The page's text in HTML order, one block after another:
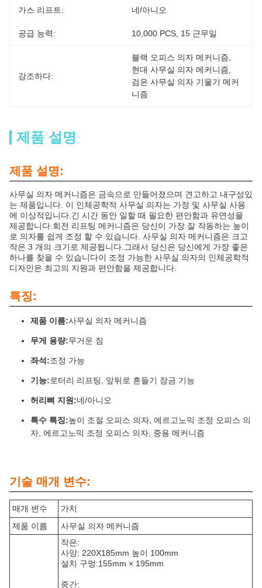
가스 리프트: 네/아니오
공급 능력: 10,000 PCS, 15 근무일
강조하다:
블랙 오피스 의자 메커니즘
현대 사무실 의자 메커니즘
검은 사무실 의자 기울기 메커
니즘
제품 설명
제품 설명:
사무실 의자 메커니즘은 금속으로 만들어졌으며 견고하고 내구성있
는 제품입니다. 이 인체공학적 사무실 의자는 가정 및 사무실 사용
에 이상적입니다.긴 시간 동안 일할 때 필요한 편안함과 유연성을
제공합니다.회전 리프팅 메커니즘은 당신이 가장 잘 작동하는 높이
로 의자를 쉽게 조정 할 수 있습니다. 사무실 의자 메커니즘은 크고
작은 3 개의 크기로 제공됩니다.그래서 당신은 당신에게 가장 좋은
하나를 찾을 수 있습니다이 조정 가능한 사무실 의자의 인체공학적
디자인은 최고의 지원과 편안함을 제공합니다.
특징:
제품 이름:사무실 의자 메커니즘
무게 용량:무거운 짐
좌석:조정 가능
기능:로터리 리프팅, 앞뒤로 흔들기 잠금 기능
허리뼈 지원:네/아니오
특수 특징:높이 조절 오피스 의자, 에르고노믹 조정 오피스 의
자, 에르고노믹 조정 오피스 의자, 중용 메커니즘
기술 매개 변수:
매개 변수
가치
제품 이름
사무실 의자 메커니즘
작은:
사양: 220X185mm 높이 100mm
설치 구멍:155mm × 195mm
중간: